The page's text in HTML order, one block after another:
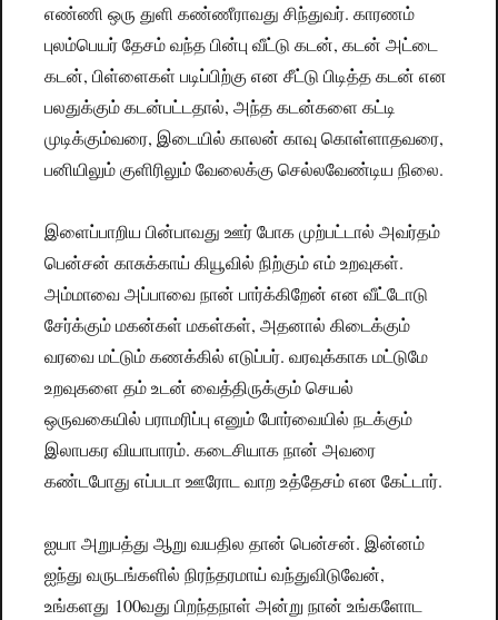
எண்ணி ஒரு துளி கண்ணீராவது சிந்துவர். காரணம்
புலம்பெயர் தேசம் வந்த பின்பு வீட்டு கடன், கடன் அட்டை
கடன், பிள்ளைகள் படிப்பிற்கு என சீட்டு பிடித்த கடன் என
பலதுக்கும் கடன்பட்டதால், அந்த கடன்களை கட்டி
முடிக்கும்வரை, இடையில் காலன் காவு கொள்ளாதவரை,
பனியிலும் குளிரிலும் வேலைக்கு செல்லவேண்டிய நிலை.
இளைப்பாறிய பின்பாவது ஊர் போக முற்பட்டால் அவர்தம்
பென்சன் காசுக்காய் கியூவில் நிற்கும் எம் உறவுகள்.
அம்மாவை அப்பாவை நான் பார்க்கிறேன் என வீட்டோடு
சேர்க்கும் மகன்கள் மகள்கள், அதனால் கிடைக்கும்
வரவை மட்டும் கணக்கில் எடுப்பர். வரவுக்காக மட்டுமே
உறவுகளை தம் உடன் வைத்திருக்கும் செயல்
ஒருவகையில் பராமரிப்பு எனும் போர்வையில் நடக்கும்
இலாபகர வியாபாரம். கடைசியாக நான் அவரை
கண்டபோது எப்படா ஊரோட வாற உத்தேசம் என கேட்டார்.
ஐயா அறுபத்து ஆறு வயதில தான் பென்சன். இன்னம்
ஐந்து வருடங்களில் நிரந்தரமாய் வந்துவிடுவேன்,
உங்களது 100வது பிறந்தநாள் அன்று நான் உங்களோட